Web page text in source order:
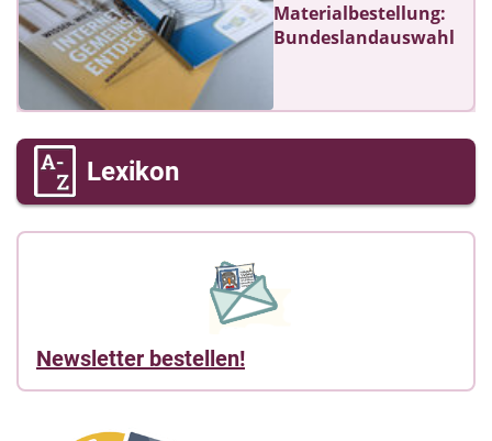
Materialbestellung:
Bundeslandauswahl
Lexikon
Newsletter bestellen!